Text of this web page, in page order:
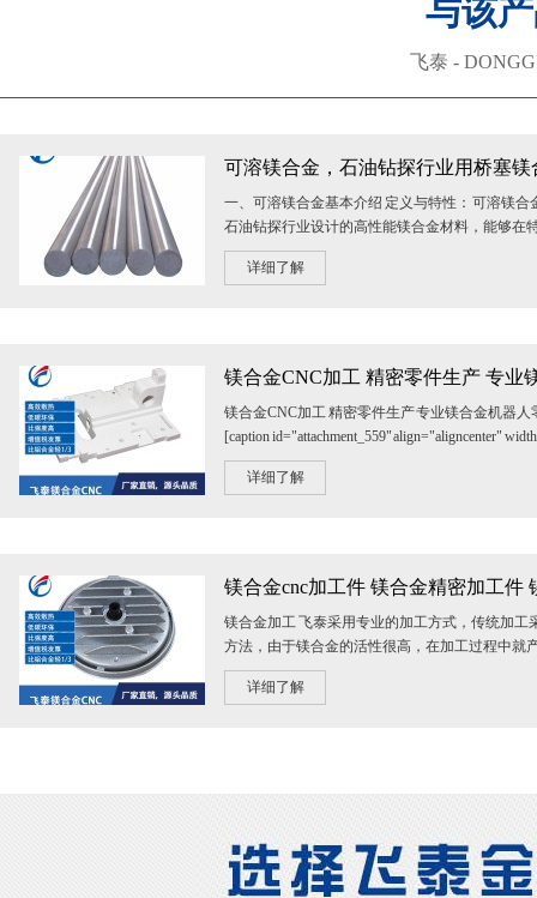
与该
飞泰 -
可溶镁合金，石油钻探行业用桥塞镁
一、可溶镁合金基本介绍 定义与特性： 可溶镁合
石油钻探行业设计的高性能镁合金材料，能够在
（如遇水或特定盐浓度的液体）逐渐...
详细了解
镁合金CNC加工 精密零件生产 专业镁合金机器人
[caption id="attachment_559" align="aligncenter"
金型材[/caption] ...
详细了解
镁合金加工 飞泰采用专业的加工方式，传统加工
方法，由于镁合金的活性很高，在加工过程中就
面处理及尺寸都会有一定影响；而飞泰采...
详细了解